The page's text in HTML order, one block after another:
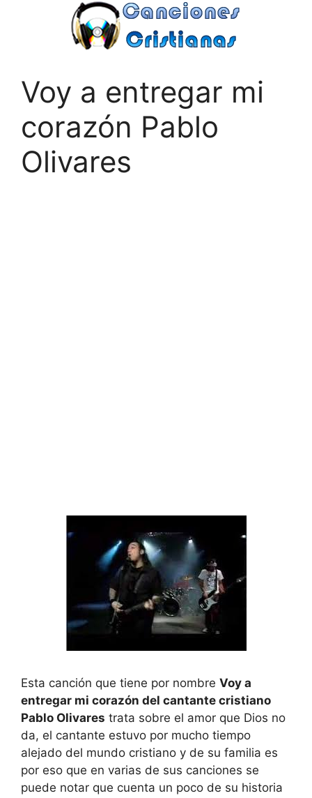
Voy a entregar mi
corazón Pablo
Olivares
Esta canción que tiene por nombre Voy a
entregar mi corazón del cantante cristiano
Pablo Olivares trata sobre el amor que Dios no
da, el cantante estuvo por mucho tiempo
alejado del mundo cristiano y de su familia es
por eso que en varias de sus canciones se
puede notar que cuenta un poco de su historia